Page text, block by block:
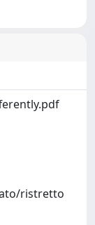
ristretto